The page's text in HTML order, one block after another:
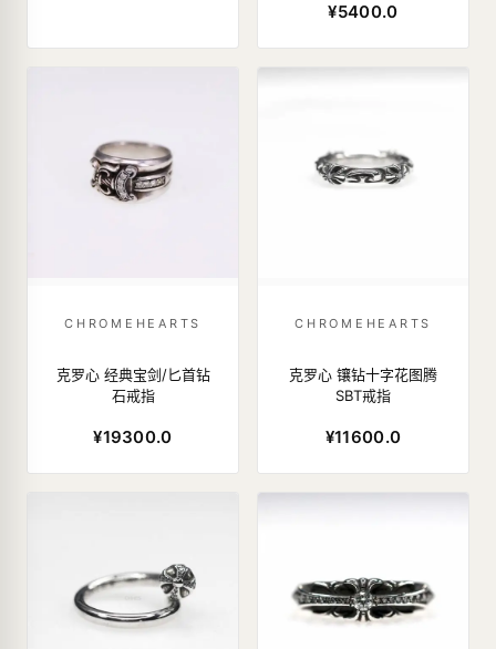
¥5400.0
CHROMEHEARTS
克罗心 经典宝剑/匕首钻
石戒指
¥19300.0
CHROMEHEARTS
克罗心 镶钻十字花图腾
SBT戒指
¥11600.0